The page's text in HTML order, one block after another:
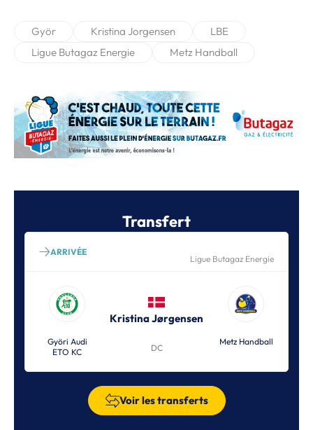
Györ Kristina Jorgensen
LBE
Ligue Butagaz Energie
Metz Handball
Transfert
ARRIVÉE
Ligue Butagaz Energie
Györi Audi
ETO KC
Kristina Jørgensen
DC
Metz Handball
Voir les transferts